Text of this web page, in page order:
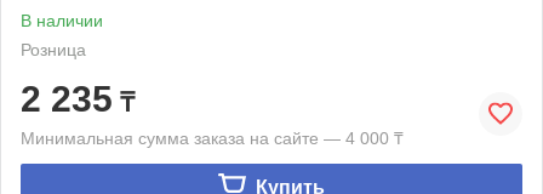
В наличии
Розница
2 235 ₸
Минимальная сумма заказа на сайте — 4 000 ₸
Купить